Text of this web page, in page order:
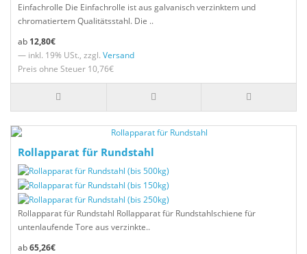
Einfachrolle Die Einfachrolle ist aus galvanisch verzinktem und
chromatiertem Qualitätsstahl. Die ..
12,80€
— inkl. 19% USt., zzgl. Versand
Preis ohne Steuer 10,76€
Rollapparat für Rundstahl
Rollapparat für Rundstahl Rollapparat für Rundstahlschiene für
untenlaufende Tore aus verzinkte..
65,26€